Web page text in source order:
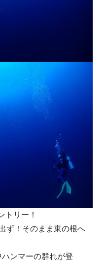
トリー！
ず！そのまま東の根へ
ンマーの群れが登